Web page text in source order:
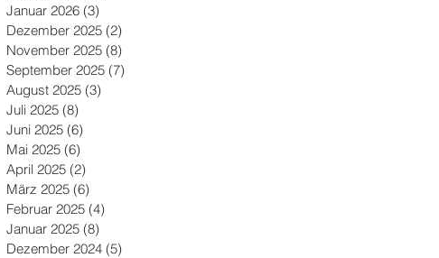
Januar 2026 (3)
Dezember 2025 (2)
November 2025 (8)
September 2025 (7)
August 2025 (3)
Juli 2025 (8)
Juni 2025 (6)
Mai 2025 (6)
April 2025 (2)
März 2025 (6)
Februar 2025 (4)
Januar 2025 (8)
Dezember 2024 (5)